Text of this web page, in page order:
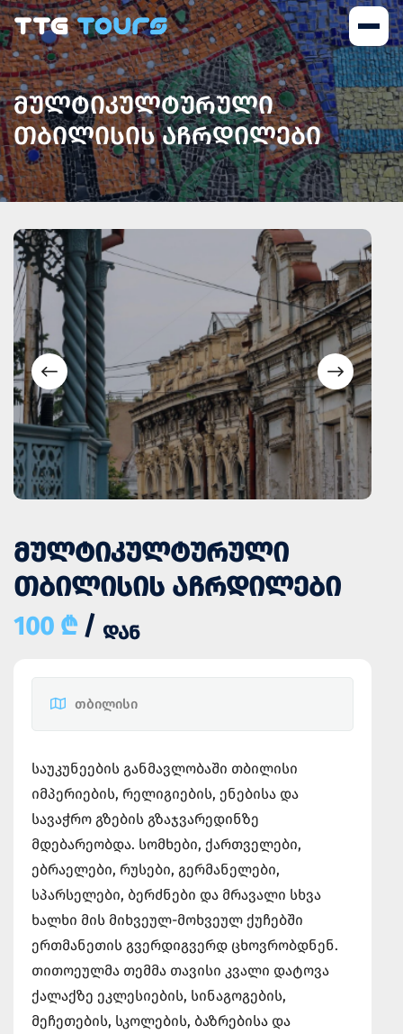
ᲛᲣᲚᲢᲘᲙᲣᲚᲢᲣᲠᲣᲚᲘ
ᲗᲑᲘᲚᲘᲡᲘᲡ ᲐᲩᲠᲓᲘᲚᲔᲑᲘ
ᲛᲣᲚᲢᲘᲙᲣᲚᲢᲣᲠᲣᲚᲘ
ᲗᲑᲘᲚᲘᲡᲘᲡ ᲐᲩᲠᲓᲘᲚᲔᲑᲘ
100 ₾ / ᲓᲐᲜ
თბილისი
საუკუნეების განმავლობაში თბილისი
იმპერიების, რელიგიების, ენებისა და
სავაჭრო გზების გზაჯვარედინზე
მდებარეობდა. სომხები, ქართველები,
ებრაელები, რუსები, გერმანელები,
სპარსელები, ბერძნები და მრავალი სხვა
ხალხი მის მიხვეულ-მოხვეულ ქუჩებში
ერთმანეთის გვერდიგვერდ ცხოვრობდნენ.
თითოეულმა თემმა თავისი კვალი დატოვა
ქალაქზე ეკლესიების, სინაგოგების,
მეჩეთების, სკოლების, ბაზრებისა და